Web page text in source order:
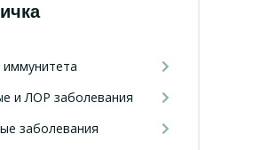
иммунитета
и ЛОР заболевания
заболевания